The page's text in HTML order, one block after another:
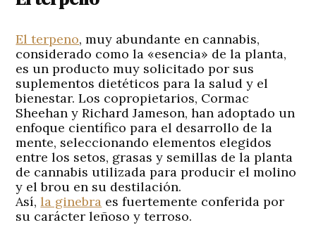
El terpeno, muy abundante en cannabis,
considerado como la «esencia» de la planta,
es un producto muy solicitado por sus
suplementos dietéticos para la salud y el
bienestar. Los copropietarios, Cormac
Sheehan y Richard Jameson, han adoptado un
enfoque científico para el desarrollo de la
mente, seleccionando elementos elegidos
entre los setos, grasas y semillas de la planta
de cannabis utilizada para producir el molino
y el brou en su destilación.
Así,la ginebra es fuertemente conferida por
su carácter leñoso y terroso.